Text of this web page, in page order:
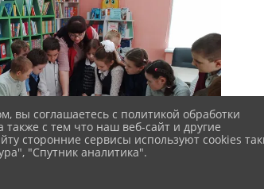
вы соглашаетесь с политикой обработки
с тем что наш веб-сайт и другие
сторонние сервисы используют cookies
"Спутник аналитика".